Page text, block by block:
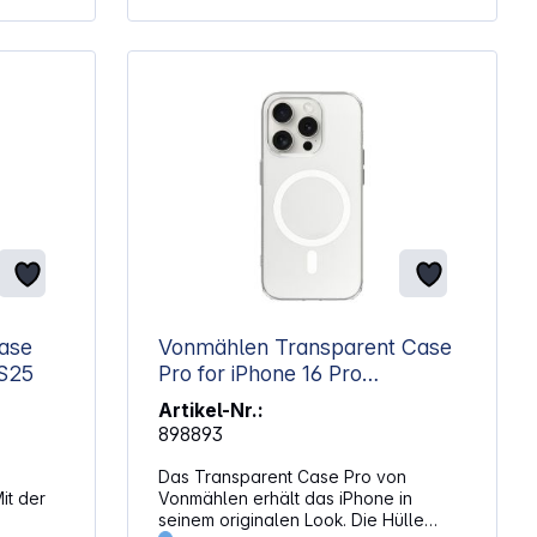
mit
für
31,5 g
der
Vonmählen Transparent Case
Pro for iPhone 16 Pro
Transparent
Artikel-Nr.:
898893
Das Transparent Case Pro von
Vonmählen erhält das iPhone in
seinem originalen Look. Die Hülle